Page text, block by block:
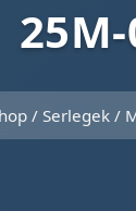
/ Serlegek/